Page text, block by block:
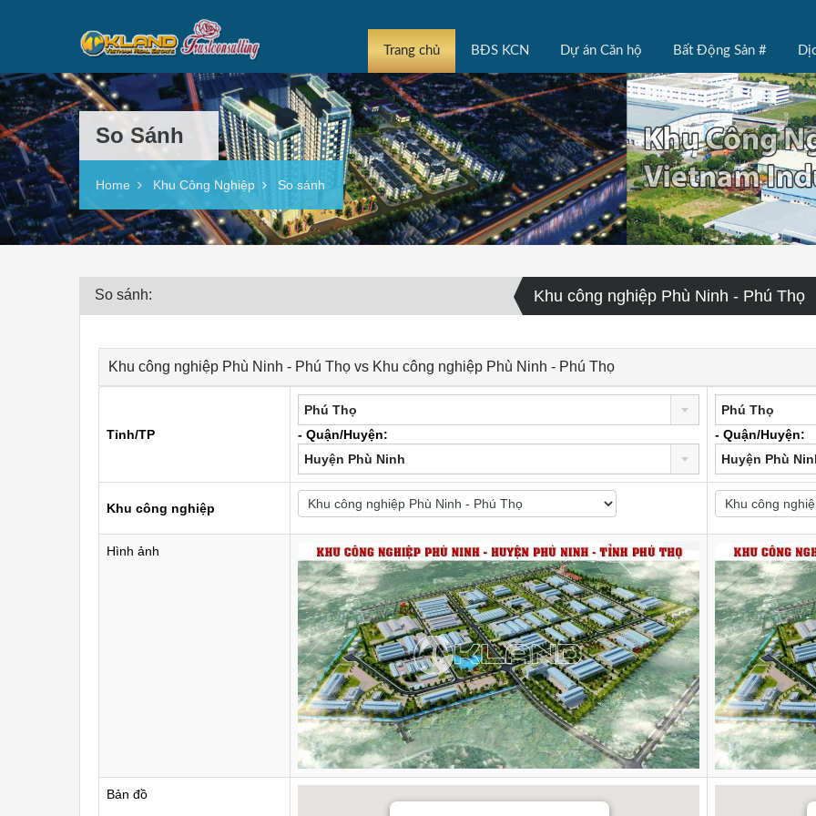
Trang chủ BĐS KCN Dự án Căn hộ Bất Động Sản #
So Sánh
Home Khu Công Nghiệp So sánh
So sánh: Khu công nghiệp Phù Ninh - Phú Thọ
Khu công nghiệp Phù Ninh - Phú Thọ vs Khu công nghiệp Phù Ninh - Phú Thọ
Tỉnh/TP
Phú Thọ
- Quận/Huyện:
Huyện Phù Ninh
Phú Thọ
- Quận/Huyện:
Huyện Phù
Khu công nghiệp
Hình ảnh
Bản đồ